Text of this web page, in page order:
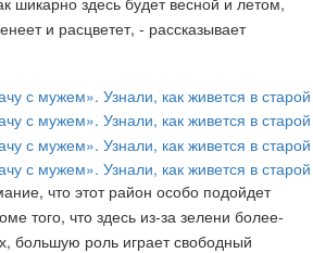
и расцветет, - рассказывает
что этот район особо подойдет
того, что здесь из-за зелени более-
большую роль играет свободный